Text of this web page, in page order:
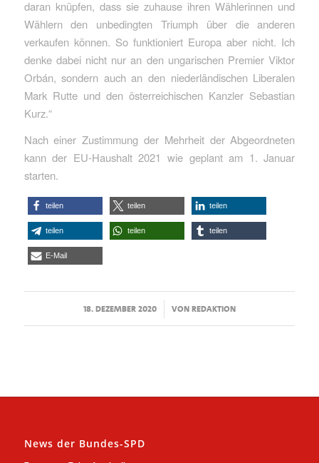
daran knüpfen, dass sie zuhause ihren Wählerinnen und
Wählern den unbedingten Triumph über die anderen
verkaufen können. So funktioniert Europa aber nicht. Ich
denke dabei nicht nur an den ungarischen Premier Viktor
Orbán, sondern auch an den niederländischen Liberalen
Mark Rutte und den österreichischen Kanzler Sebastian
Kurz.“
Nach einer Zustimmung der Mehrheit der Abgeordneten
kann der EU-Haushalt 2021 wie geplant am 1. Januar
starten.
teilen teilen teilen
teilen teilen teilen
E-Mail
18. DEZEMBER 2020
/ VONREDAKTION
News der Bundes-SPD